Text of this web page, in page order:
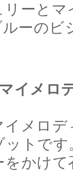
ーと
ーのビ
イメロ
メロ
ットで
をかけ